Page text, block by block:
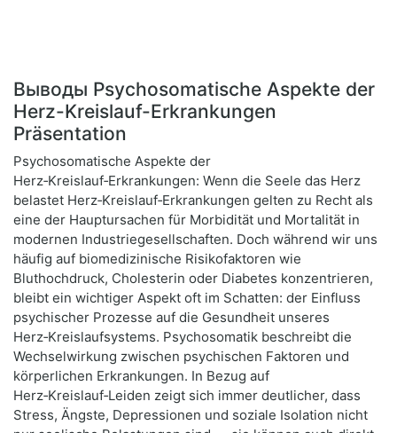
Выводы Psychosomatische Aspekte der
Herz-Kreislauf-Erkrankungen
Präsentation
Psychosomatische Aspekte der
Herz‑Kreislauf‑Erkrankungen: Wenn die Seele das Herz
belastet Herz‑Kreislauf‑Erkrankungen gelten zu Recht als
eine der Hauptursachen für Morbidität und Mortalität in
modernen Industriegesellschaften. Doch während wir uns
häufig auf biomedizinische Risikofaktoren wie
Bluthochdruck, Cholesterin oder Diabetes konzentrieren,
bleibt ein wichtiger Aspekt oft im Schatten: der Einfluss
psychischer Prozesse auf die Gesundheit unseres
Herz‑Kreislaufsystems. Psychosomatik beschreibt die
Wechselwirkung zwischen psychischen Faktoren und
körperlichen Erkrankungen. In Bezug auf
Herz‑Kreislauf‑Leiden zeigt sich immer deutlicher, dass
Stress, Ängste, Depressionen und soziale Isolation nicht